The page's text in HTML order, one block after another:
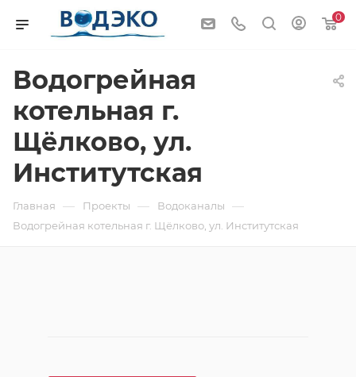
0
Водогрейная
котельная г.
Щёлково, ул.
Институтская
Главная — Проекты — Водоканалы —
Водогрейная котельная г. Щёлково, ул. Институтская